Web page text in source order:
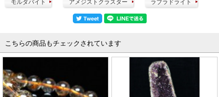
モルダバイト アメジストクラスター ラブラドライト
こちらの商品もチェックされています